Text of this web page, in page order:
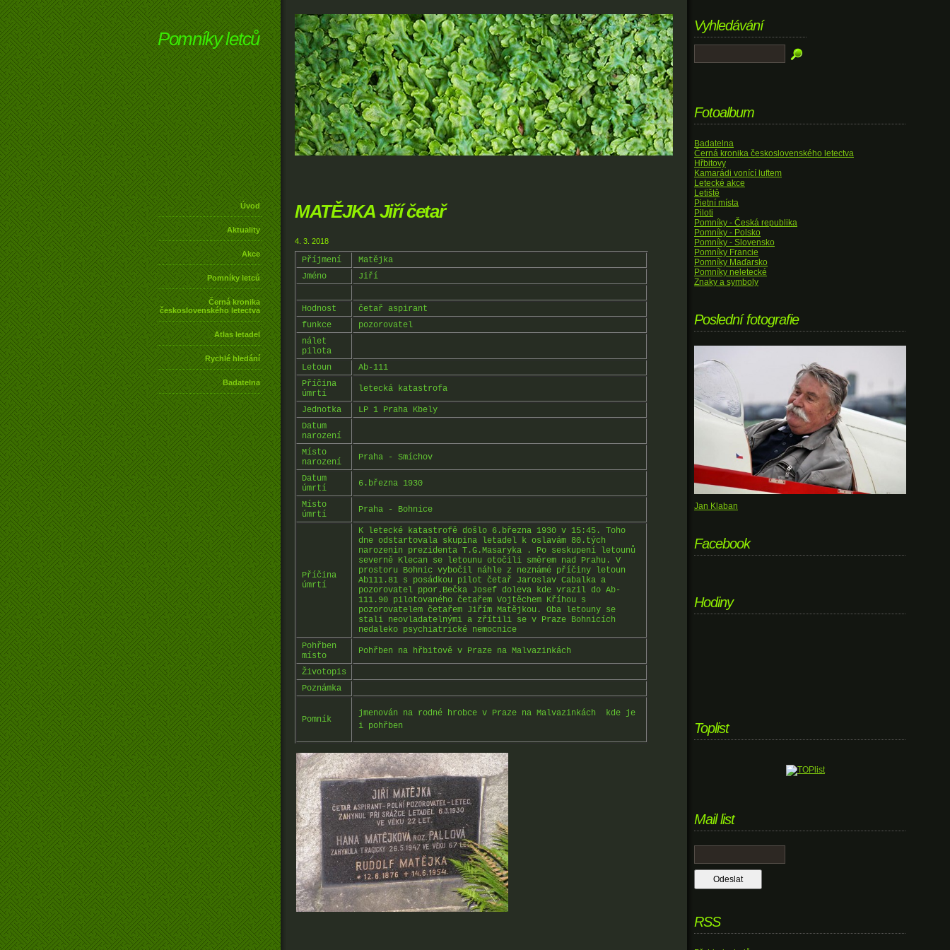
Pomníky letců
Úvod
Aktuality
Akce
Pomníky letců
Černá kronika
československého letectva
Atlas letadel
Rychlé hledání
Badatelna
MATĚJKA Jiří četař
4. 3. 2018
Příjmení
Matějka
Jméno
Jiří
Hodnost
četař aspirant
funkce
pozorovatel
nálet
pilota
Letoun
Ab-111
Příčina
úmrtí
letecká katastrofa
Jednotka
LP 1 Praha Kbely
Datum
narození
Místo
narození
Praha - Smíchov
Datum
úmrtí
6.března 1930
Místo
úmrtí
Praha - Bohnice
Příčina
úmrtí
K letecké katastrofě došlo 6.března 1930 v 15:45. Toho
dne odstartovala skupina letadel k oslavám 80.tých
narozenin prezidenta T.G.Masaryka . Po seskupení letounů
severně Klecan se letounu otočili směrem nad Prahu. V
prostoru Bohnic vybočil náhle z neznámé příčiny letoun
Ab111.81 s posádkou pilot četař Jaroslav Cabalka a
pozorovatel ppor.Bečka Josef doleva kde vrazil do Ab-
111.90 pilotovaného četařem Vojtěchem Kříhou s
pozorovatelem četařem Jiřím Matějkou. Oba letouny se
stali neovladatelnými a zřítili se v Praze Bohnicích
nedaleko psychiatrické nemocnice
Pohřben
místo
Pohřben na hřbitově v Praze na Malvazinkách
Životopis
Poznámka
Pomník
jmenován na rodné hrobce v Praze na Malvazinkách kde je
i pohřben
Vyhledávání
Fotoalbum
Badatelna
Černá kronika československého letectva
Hřbitovy
Kamarádi vonící luftem
Letecké akce
Letiště
Pietní místa
Piloti
Pomníky - Česká republika
Pomníky - Polsko
Pomníky - Slovensko
Pomníky Francie
Pomníky Maďarsko
Pomníky neletecké
Znaky a symboly
Poslední fotografie
Jan Klaban
Facebook
Hodiny
Toplist
Mail list
RSS